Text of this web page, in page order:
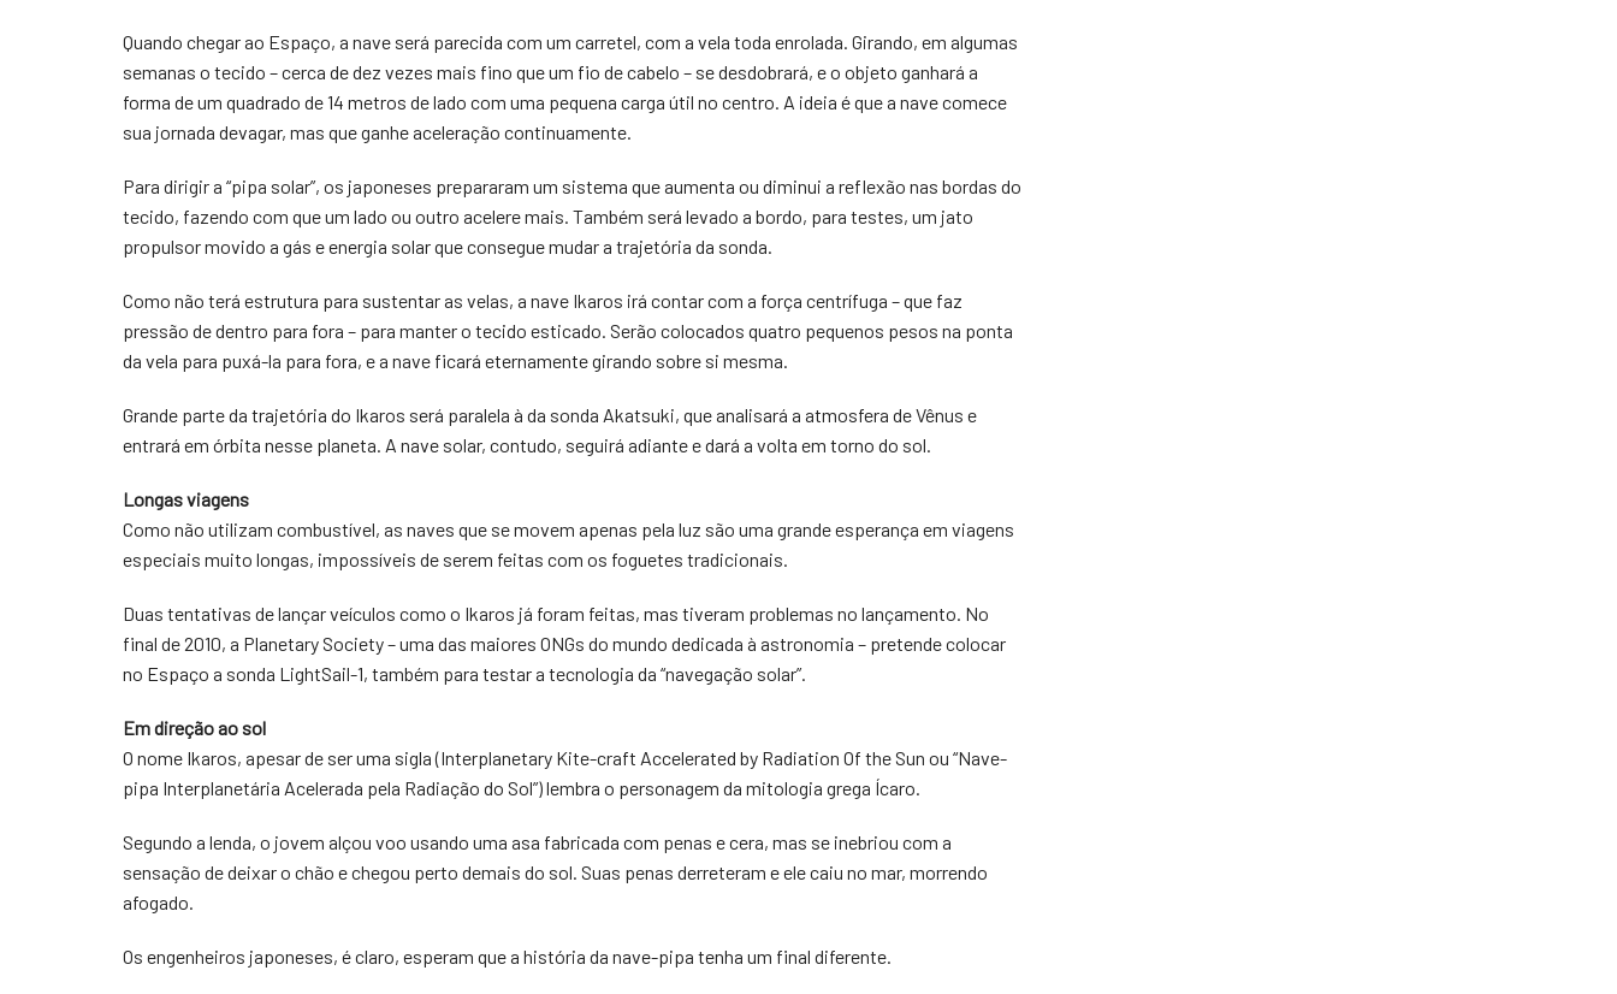
Quando chegar ao Espaço, a nave será parecida com um carretel, com a vela toda enrolada. Girando, em algumas
semanas o tecido – cerca de dez vezes mais fino que um fio de cabelo – se desdobrará, e o objeto ganhará a
forma de um quadrado de 14 metros de lado com uma pequena carga útil no centro. A ideia é que a nave comece
sua jornada devagar, mas que ganhe aceleração continuamente.
Para dirigir a “pipa solar”, os japoneses prepararam um sistema que aumenta ou diminui a reflexão nas bordas do
tecido, fazendo com que um lado ou outro acelere mais. Também será levado a bordo, para testes, um jato
propulsor movido a gás e energia solar que consegue mudar a trajetória da sonda.
Como não terá estrutura para sustentar as velas, a nave Ikaros irá contar com a força centrífuga – que faz
pressão de dentro para fora – para manter o tecido esticado. Serão colocados quatro pequenos pesos na ponta
da vela para puxá-la para fora, e a nave ficará eternamente girando sobre si mesma.
Grande parte da trajetória do Ikaros será paralela à da sonda Akatsuki, que analisará a atmosfera de Vênus e
entrará em órbita nesse planeta. A nave solar, contudo, seguirá adiante e dará a volta em torno do sol.
Longas viagens
Como não utilizam combustível, as naves que se movem apenas pela luz são uma grande esperança em viagens
especiais muito longas, impossíveis de serem feitas com os foguetes tradicionais.
Duas tentativas de lançar veículos como o Ikaros já foram feitas, mas tiveram problemas no lançamento. No
final de 2010, a Planetary Society – uma das maiores ONGs do mundo dedicada à astronomia – pretende colocar
no Espaço a sonda LightSail-1, também para testar a tecnologia da “navegação solar”.
Em direção ao sol
O nome Ikaros, apesar de ser uma sigla (Interplanetary Kite-craft Accelerated by Radiation Of the Sun ou “Nave-
pipa Interplanetária Acelerada pela Radiação do Sol”) lembra o personagem da mitologia grega Ícaro.
Segundo a lenda, o jovem alçou voo usando uma asa fabricada com penas e cera, mas se inebriou com a
sensação de deixar o chão e chegou perto demais do sol. Suas penas derreteram e ele caiu no mar, morrendo
afogado.
Os engenheiros japoneses, é claro, esperam que a história da nave-pipa tenha um final diferente.